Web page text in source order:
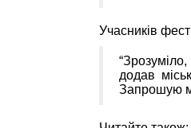
Учасників
додав
Запрошую